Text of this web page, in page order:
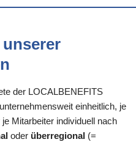
der LOCALBENEFITS
einheitlich, je
Mitarbeiter individuell nach
oder überregional (=